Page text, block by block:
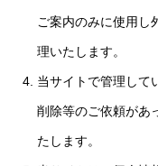
ご案内のみに使用し
理いたします。
当サイトで管理して
削除等のご依頼があ
たします。